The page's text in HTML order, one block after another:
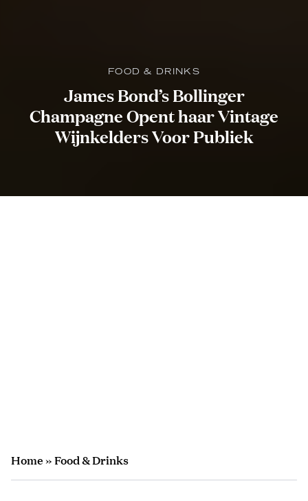
FOOD & DRINKS
James Bond’s Bollinger
Champagne Opent haar Vintage
Wijnkelders Voor Publiek
Home»Food & Drinks